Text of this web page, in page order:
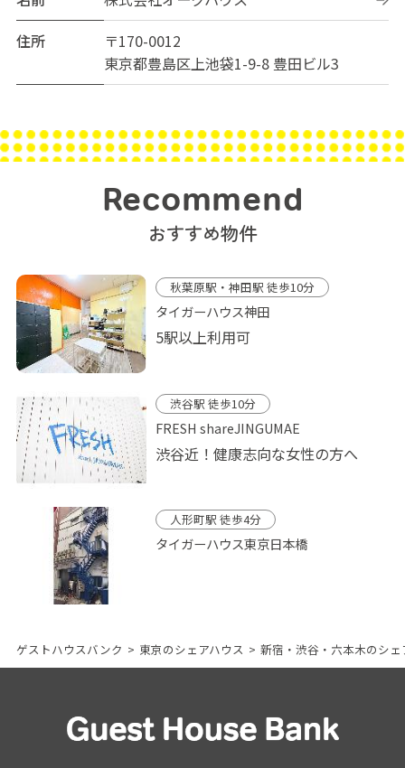
住所
〒170-0012
東京都豊島区上池袋1-9-8 豊田ビル3
Recommend
おすすめ物件
秋葉原駅・神田駅 徒歩10分
タイガーハウス神田
5駅以上利用可
渋谷駅 徒歩10分
FRESH shareJINGUMAE
渋谷近！健康志向な女性の方へ
人形町駅 徒歩4分
タイガーハウス東京日本橋
ゲストハウスバンク > 東京のシェアハウス > 新宿・渋谷・六本木のシェ